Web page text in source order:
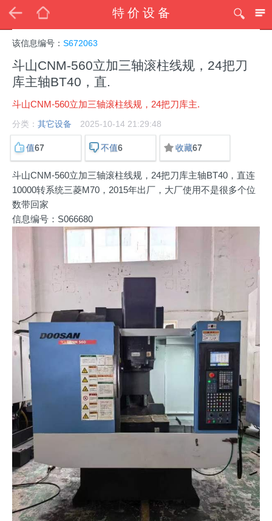
特价设备
该信息编号：S672063
斗山CNM-560立加三轴滚柱线规，24把刀
库主轴BT40，直.
斗山CNM-560立加三轴滚柱线规，24把刀库主.
分类：其它设备 2025-10-14 21:29:48
值67 不值6 收藏67
斗山CNM-560立加三轴滚柱线规，24把刀库主轴BT40，直连
10000转系统三菱M70，2015年出厂，大厂使用不是很多个位
数带回家
信息编号：S066680